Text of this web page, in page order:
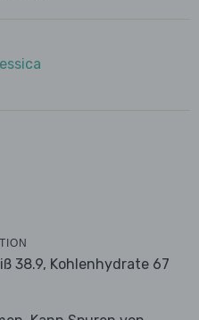
38.9, Kohlenhydrate 67